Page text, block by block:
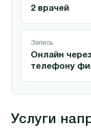
2 врачей
Запись
Онлайн
телефону
Услуги